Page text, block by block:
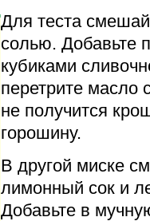
Для теста
солью. Добавьте
кубиками
перетрите масло
не получится
горошину.
В другой миске
лимонный сок и
Добавьте в